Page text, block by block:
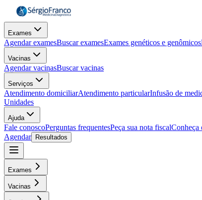
Exames
Agendar examesBuscar examesExames genéticos e genômicos
Vacinas
Agendar vacinasBuscar vacinas
Serviços
Atendimento domiciliarAtendimento particularInfusão de
Unidades
Ajuda
Fale conoscoPerguntas frequentesPeça sua nota fiscalConheça
Agendar
Resultados
Exames
Vacinas